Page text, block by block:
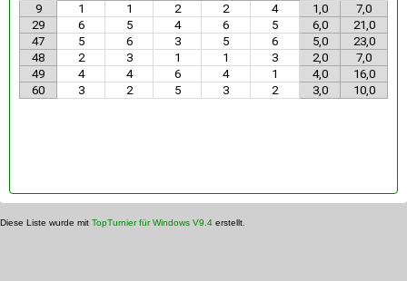
9 1 1 2 2 4 1,0
7,0
29
6 5 4 6 5 6,0
21,0
47
5 6 3 5 6 5,0
23,0
48
2 3 1 1 3 2,0
7,0
49
4 4 6 4 1 4,0
16,0
60
3 2 5 3 2 3,0 10,0
Diese Liste wurde mit TopTurnier für Windows V9.4 erstellt.